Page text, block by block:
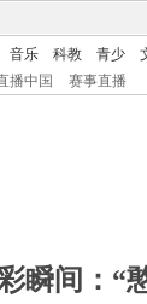
音乐 科教 青少
播中国 赛事直播
瞬间：“